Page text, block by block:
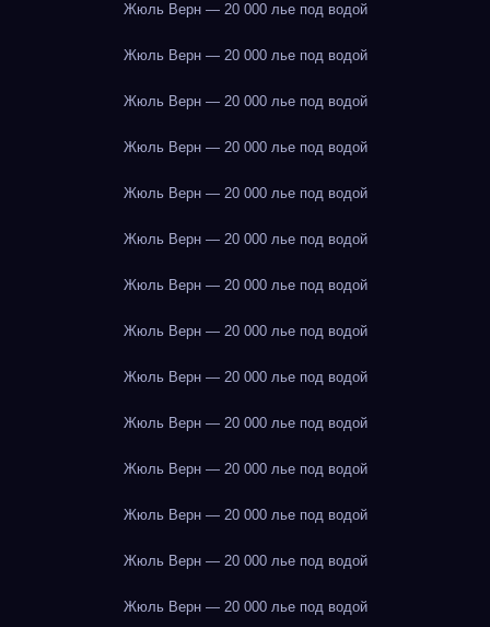
Жюль Верн — 20 000 лье под водой
Жюль Верн — 20 000 лье под водой
Жюль Верн — 20 000 лье под водой
Жюль Верн — 20 000 лье под водой
Жюль Верн — 20 000 лье под водой
Жюль Верн — 20 000 лье под водой
Жюль Верн — 20 000 лье под водой
Жюль Верн — 20 000 лье под водой
Жюль Верн — 20 000 лье под водой
Жюль Верн — 20 000 лье под водой
Жюль Верн — 20 000 лье под водой
Жюль Верн — 20 000 лье под водой
Жюль Верн — 20 000 лье под водой
Жюль Верн — 20 000 лье под водой